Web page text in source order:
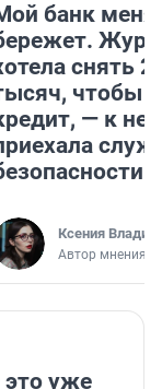
банк меня
снять
чтобы
— к
Ксения
Автор мнения
это уже